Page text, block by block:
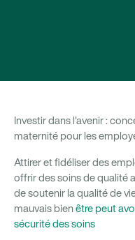
Investir dans l'avenir :
maternité pour les
Attirer et fidéliser des
offrir des soins de qualité
de soutenir la qualité de
mauvais bienêtre peut
sécurité des soins